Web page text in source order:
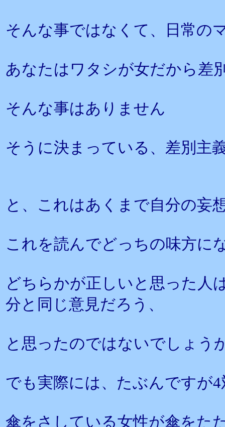
そんな事ではなくて、日常の
あなたはワタシが女だから差
そんな事はありません
そうに決まっている、差別主
と、これはあくまで自分の妄
これを読んでどっちの味方に
どちらかが正しいと思った人
分と同じ意見だろう、
と思ったのではないでしょう
でも実際には、たぶんですが
傘をさしている女性が傘をた